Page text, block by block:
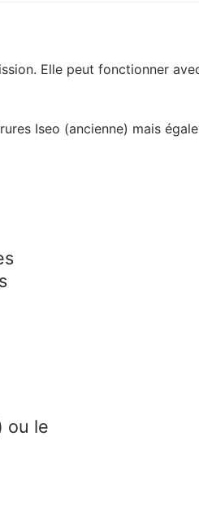
Elle peut fonctionner
Iseo (ancienne) mais
ou le